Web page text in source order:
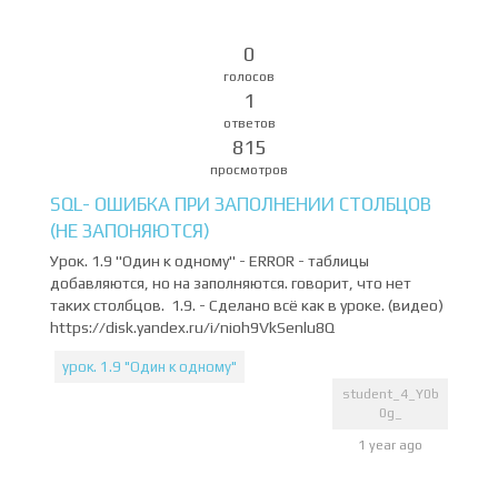
0
голосов
1
ответов
815
просмотров
SQL- ОШИБКА ПРИ ЗАПОЛНЕНИИ СТОЛБЦОВ
(НЕ ЗАПОНЯЮТСЯ)
Урок. 1.9 "Один к одному" - ERROR - таблицы
добавляются, но на заполняются. говорит, что нет
таких столбцов. 1.9. - Сделано всё как в уроке. (видео)
https://disk.yandex.ru/i/nioh9VkSenlu8Q
урок. 1.9 "Один к одному"
student_4_Y0b
0g_
1 year ago